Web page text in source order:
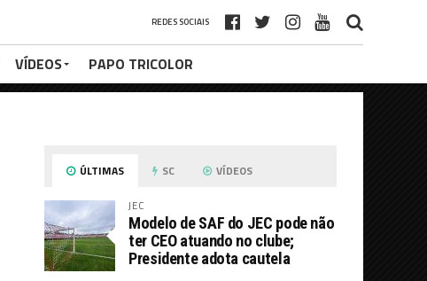
REDES SOCIAIS
VÍDEOS PAPO TRICOLOR
ÚLTIMAS SC VÍDEOS
JEC
Modelo de SAF do JEC pode não
ter CEO atuando no clube;
Presidente adota cautela